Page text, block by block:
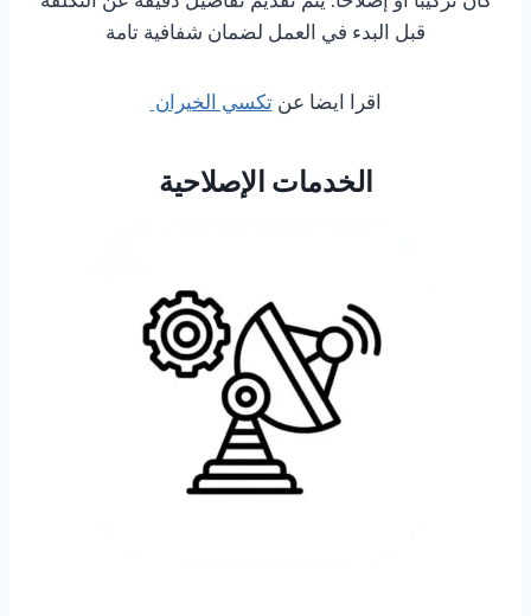
قبل البدء في العمل لضمان شفافية تامة
اقرا ايضا عنتكسي الخيران
الخدمات الإصلاحية